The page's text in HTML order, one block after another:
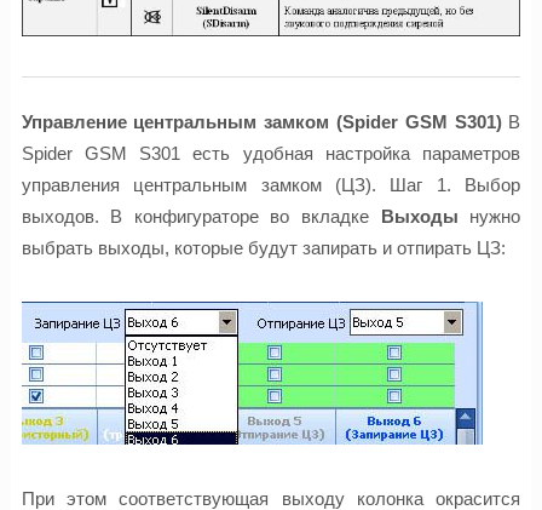
Управление центральным замком (Spider GSM S301)В
Spider GSM S301 есть удобная настройка параметров
управления центральным замком (ЦЗ). Шаг 1. Выбор
выходов. В конфигураторе во вкладке Выходы нужно
выбрать выходы, которые будут запирать и отпирать ЦЗ:
При этом соответствующая выходу колонка окрасится